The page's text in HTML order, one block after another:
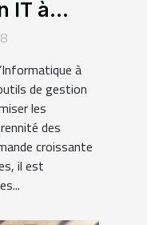
IT à
à
de gestion
les
des
croissante
il est